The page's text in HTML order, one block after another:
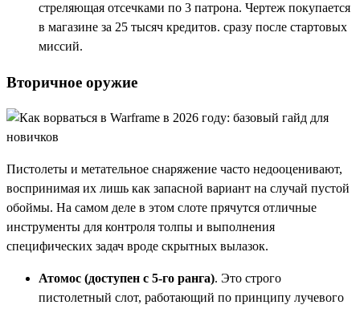
стреляющая отсечками по 3 патрона. Чертеж покупается
в магазине за 25 тысяч кредитов. сразу после стартовых
миссий.
Вторичное оружие
Пистолеты и метательное снаряжение часто недооценивают,
воспринимая их лишь как запасной вариант на случай пустой
обоймы. На самом деле в этом слоте прячутся отличные
инструменты для контроля толпы и выполнения
специфических задач вроде скрытных вылазок.
Атомос (доступен с 5-го ранга). Это строго
пистолетный слот, работающий по принципу лучевого